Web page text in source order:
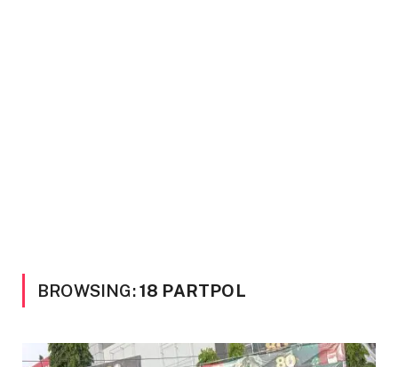
BROWSING:18 PARTPOL